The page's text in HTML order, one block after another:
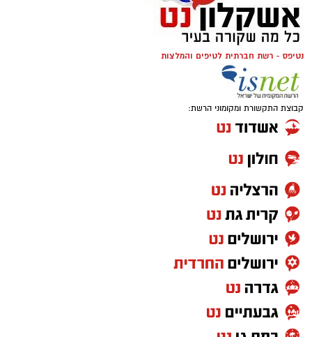
נטיפס - רשת חברתית לטיפים והמלצות
קבוצת התקשורת ומקומוני הרשת: